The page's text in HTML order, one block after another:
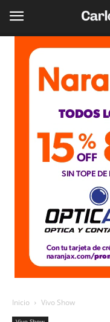
Inicio Vivo Show